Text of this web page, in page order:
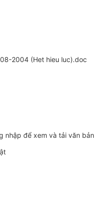
2004 (Het hieu luc).doc
nhập để xem và tải văn bản